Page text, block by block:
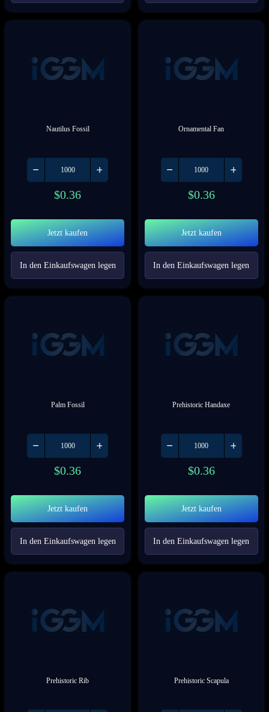
Nautilus Fossil
$0.36
Jetzt kaufen
In den Einkaufswagen legen
Ornamental Fan
$0.36
Jetzt kaufen
In den Einkaufswagen legen
Palm Fossil
$0.36
Jetzt kaufen
In den Einkaufswagen legen
Prehistoric Handaxe
$0.36
Jetzt kaufen
In den Einkaufswagen legen
Prehistoric Rib Prehistoric Scapula